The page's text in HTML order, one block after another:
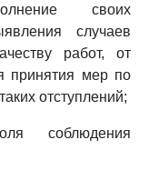
своих
случаев
работ, от
принятия мер по
отступлений;
соблюдения